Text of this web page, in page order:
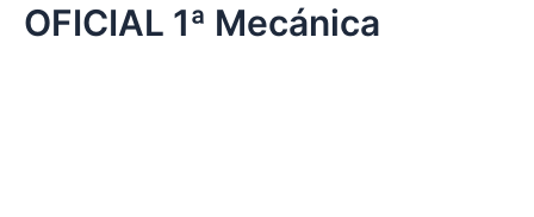
OFICIAL 1ª Mecánica